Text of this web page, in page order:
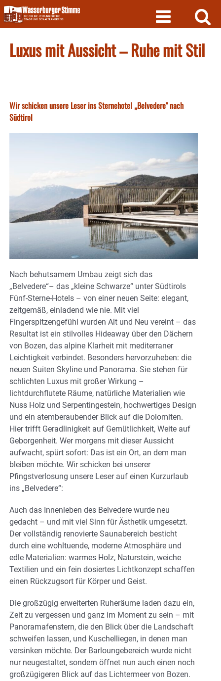
Skip
to
content
Luxus mit Aussicht – Ruhe mit Stil
Wir schicken unsere Leser ins Sternehotel „Belvedere" nach
Südtirol
Nach behutsamem Umbau zeigt sich das
„Belvedere“– das „kleine Schwarze“ unter Südtirols
Fünf-Sterne-Hotels – von einer neuen Seite: elegant,
zeitgemäß, einladend wie nie. Mit viel
Fingerspitzengefühl wurden Alt und Neu vereint – das
Resultat ist ein stilvolles Hideaway über den Dächern
von Bozen, das alpine Klarheit mit mediterraner
Leichtigkeit verbindet. Besonders hervorzuheben: die
neuen Suiten Skyline und Panorama. Sie stehen für
schlichten Luxus mit großer Wirkung –
lichtdurchflutete Räume, natürliche Materialien wie
Nuss Holz und Serpentingestein, hochwertiges Design
und ein atemberaubender Blick auf die Dolomiten.
Hier trifft Geradlinigkeit auf Gemütlichkeit, Weite auf
Geborgenheit. Wer morgens mit dieser Aussicht
aufwacht, spürt sofort: Das ist ein Ort, an dem man
bleiben möchte. Wir schicken bei unserer
Pfingstverlosung unsere Leser auf einen Kurzurlaub
ins „Belvedere“:
Auch das Innenleben des Belvedere wurde neu
gedacht – und mit viel Sinn für Ästhetik umgesetzt.
Der vollständig renovierte Saunabereich besticht
durch eine wohltuende, moderne Atmosphäre und
edle Materialien: warmes Holz, Naturstein, weiche
Textilien und ein fein dosiertes Lichtkonzept schaffen
einen Rückzugsort für Körper und Geist.
Die großzügig erweiterten Ruheräume laden dazu ein,
Zeit zu vergessen und ganz im Moment zu sein – mit
Panoramafenstern, die den Blick über die Landschaft
schweifen lassen, und Kuschelliegen, in denen man
versinken möchte. Der Barloungebereich wurde nicht
nur neugestaltet, sondern öffnet nun auch einen noch
großzügigeren Blick auf das Lichtermeer von Bozen.